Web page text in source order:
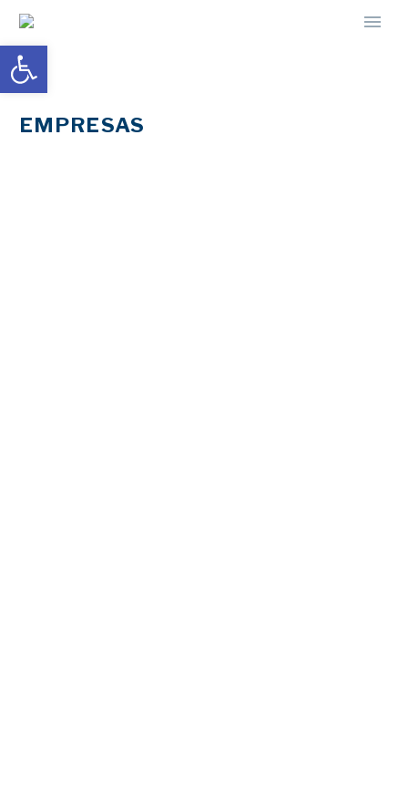
EMPRESAS
Abrir barra de herramientas